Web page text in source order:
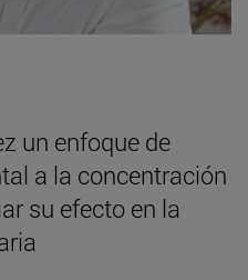
un enfoque de
a la concentración
su efecto en la